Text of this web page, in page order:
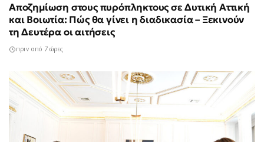
Αποζημίωση στους πυρόπληκτους σε Δυτική Αττική
και Βοιωτία: Πώς θα γίνει η διαδικασία – Ξεκινούν
τη Δευτέρα οι αιτήσεις
πριν από 7 ώρες